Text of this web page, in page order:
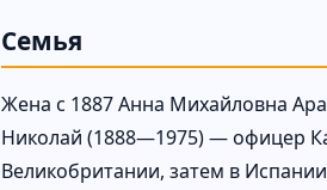
Семья
Жена с 1887 Анна Михайловна
Николай (1888—1975) — офицер
Великобритании, затем в